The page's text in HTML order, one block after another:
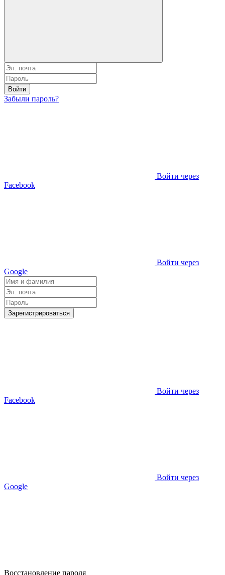
Войти
Забыли пароль?
Войти через
Facebook
Войти через
Google
Зарегистрироваться
Войти через
Facebook
Войти через
Google
Восстановление пароля